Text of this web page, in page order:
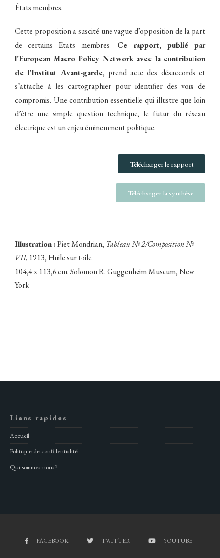
États membres.
Cette proposition a suscité une vague d’opposition de la part
de certains Etats membres. Ce rapport, publié par
l’European Macro Policy Network avec la contribution
de l’Institut Avant-garde, prend acte des désaccords et
s’attache à les cartographier pour identifier des voix de
compromis. Une contribution essentielle qui illustre que loin
d’être une simple question technique, le futur du réseau
électrique est un enjeu éminemment politique.
Télécharger le rapport
Télécharger la synthèse
Illustration :Piet Mondrian, Tableau Nº 2/Composition Nº
VII, 1913, Huile sur toile
104,4 x 113,6 cm. Solomon R. Guggenheim Museum, New
York
Liens rapides
Accueil
Politique de confidentialité
Qui sommes-nous ?
FACEBOOK TWITTER YOUTUBE